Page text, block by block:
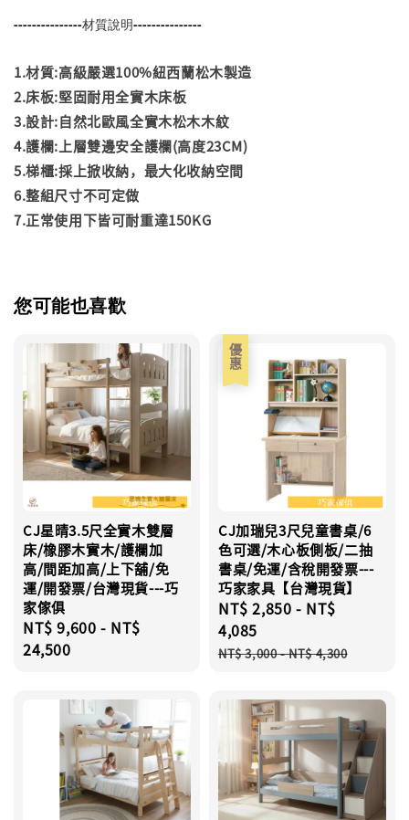
---------------材質說明---------------
1.材質:高級嚴選100%紐西蘭松木製造
2.床板:堅固耐用全實木床板
3.設計:自然北歐風全實木松木木紋
4.護欄:上層雙邊安全護欄(高度23CM)
5.梯櫃:採上掀收納，最大化收納空間
6.整組尺寸不可定做
7.正常使用下皆可耐重達150KG
您可能也喜歡
CJ星晴3.5尺全實木雙層
床/橡膠木實木/護欄加
高/間距加高/上下舖/免
運/開發票/台灣現貨---巧
家傢俱
Regular
price
NT$ 9,600 - NT$
24,500
優惠
CJ加瑞兒3尺兒童書桌/6
色可選/木心板側板/二抽
書桌/免運/含稅開發票---
巧家家具【台灣現貨】
Sale
price
NT$ 2,850 - NT$
4,085
Regular
NT$ 3,000-NT$ 4,300